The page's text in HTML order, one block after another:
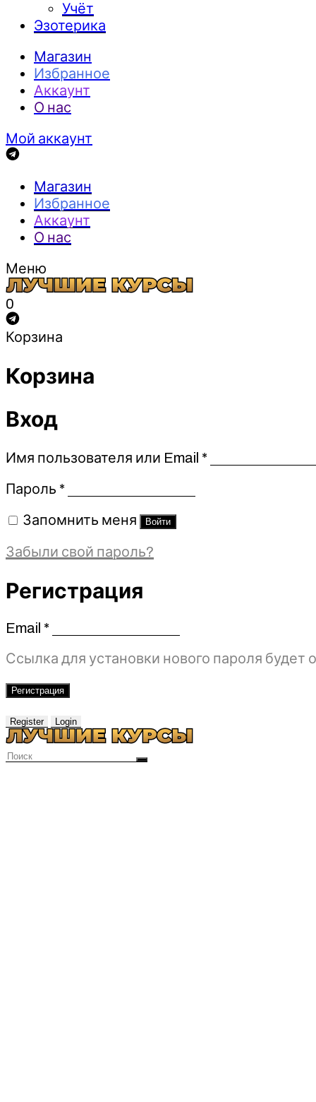
Учёт
Эзотерика
Магазин
Избранное
Аккаунт
О нас
Мой аккаунт
Магазин
Избранное
Аккаунт
О нас
Меню
0
Корзина
Корзина
Вход
Имя пользователя или Email *Обязательно
Пароль *Обязательно
Запомнить меня Войти
Забыли свой пароль?
Регистрация
Email *Обязательно
Ссылка для установки нового пароля
Регистрация
Register Login